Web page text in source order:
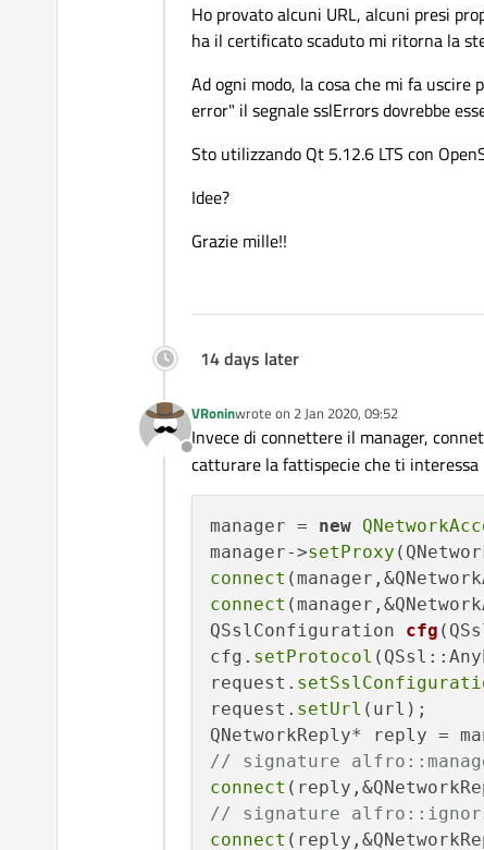
Ho provato alcuni URL, alcuni presi
ha il certificato scaduto mi ritorna la
Ad ogni modo, la cosa che mi fa uscire
error" il segnale sslErrors dovrebbe
Sto utilizzando Qt 5.12.6 LTS con
Idee?
Grazie mille!!
14 days later
Offline
VRoninwrote on 2 Jan 2020, 09:52
last edited by
Invece di connettere il manager,
catturare la fattispecie che ti interessa
manager = new
manager->setProxy
connect
connect
QSslConfiguration cfg
cfg. setProtocol
request.
request. setUrl (url);
QNetworkReply* reply =
// signature
connect
// signature
connect